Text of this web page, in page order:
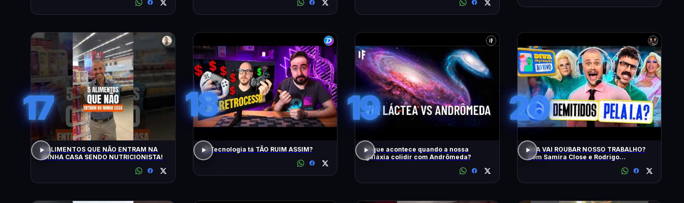
17
5 ALIMENTOS QUE NÃO ENTRAM NA
MINHA CASA SENDO NUTRICIONISTA!
18
A Tecnologia tá TÃO RUIM ASSIM?
19
O que acontece quando a nossa
galáxia colidir com Andrômeda?
20
A IA VAI ROUBAR NOSSO TRABALHO?
com Samira Close e Rodrigo